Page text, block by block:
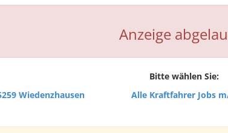
Anzeige
Bitte wählen Sie:
Wiedenzhausen
Alle Kraftfahrer Jobs